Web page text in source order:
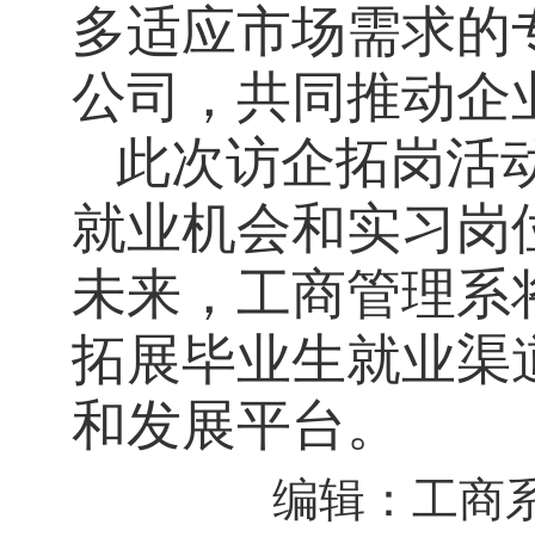
多适应市场需求
公司，共同推动企
此次访企拓岗活
就业机会和实习岗
未来，工商管理系
拓展毕业生就业渠
和发展平台。
编辑：工商